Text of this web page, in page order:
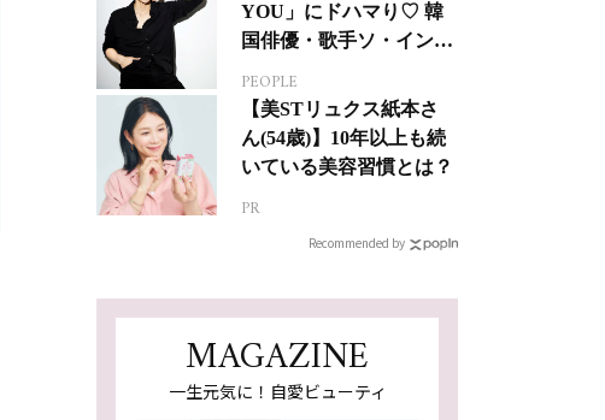
YOU」にドハマり♡ 韓
国俳優・歌手ソ・イング
人生って？
PEOPLE
【美STリュクス紙本さ
ん(54歳)】10年以上も続
いている美容習慣とは？
PR
Recommended by
MAGAZINE
一生元気に！自愛ビューティ